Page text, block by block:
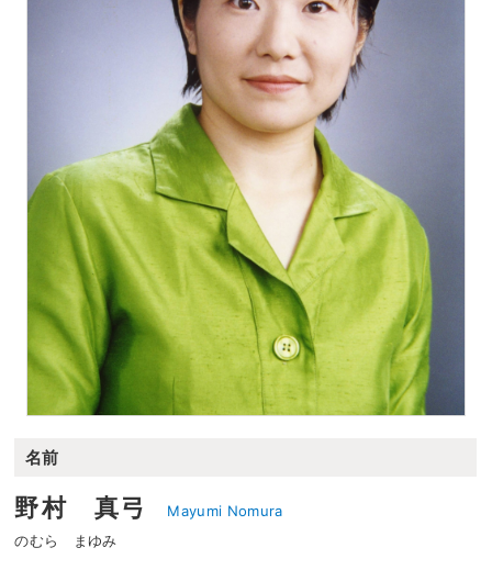
名前
野村 真弓
Mayumi Nomura
のむら まゆみ